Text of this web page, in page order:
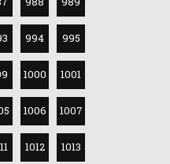
994 995
1000 1001
1006 1007
1012 1013